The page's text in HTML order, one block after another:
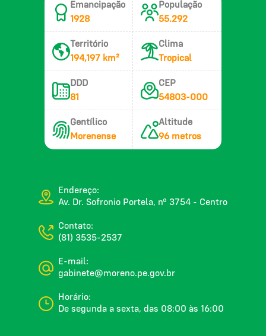
Emancipação
1928
População
55.292
Território
194,197 km²
Clima
Tropical
DDD
81
CEP
54803-000
Gentílico
Morenense
Altitude
96 metros
Endereço:
Av. Dr. Sofronio Portela, nº 3754 - Centro
Contato:
(81) 3535-2537
E-mail:
gabinete@moreno.pe.gov.br
Horário:
De segunda a sexta, das 08:00 às 16:00